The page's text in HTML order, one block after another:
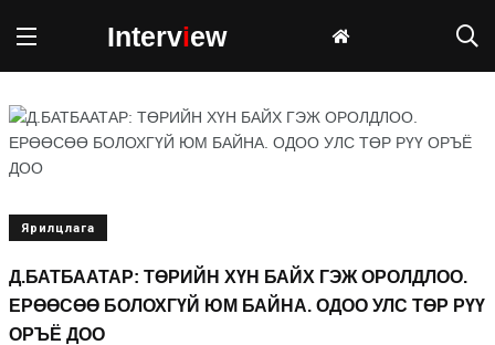
Interview
Ярилцлага
Д.БАТБААТАР: ТӨРИЙН ХҮН БАЙХ ГЭЖ ОРОЛДЛОО.
ЕРӨӨСӨӨ БОЛОХГҮЙ ЮМ БАЙНА. ОДОО УЛС ТӨР РҮҮ
ОРЪЁ ДОО